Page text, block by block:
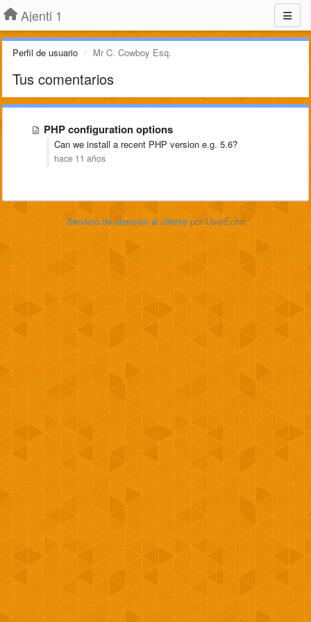
Ajenti 1
Perfil de usuario Mr C. Cowboy Esq.
Tus comentarios
PHP configuration options
Can we install a recent PHP version e.g. 5.6?
hace 11 años
Servicio de atención al cliente por UserEcho